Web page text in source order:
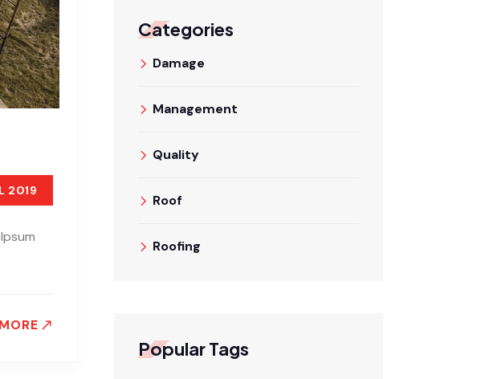
2019
Categories
Damage
Management
Quality
Roof
Roofing
Popular Tags